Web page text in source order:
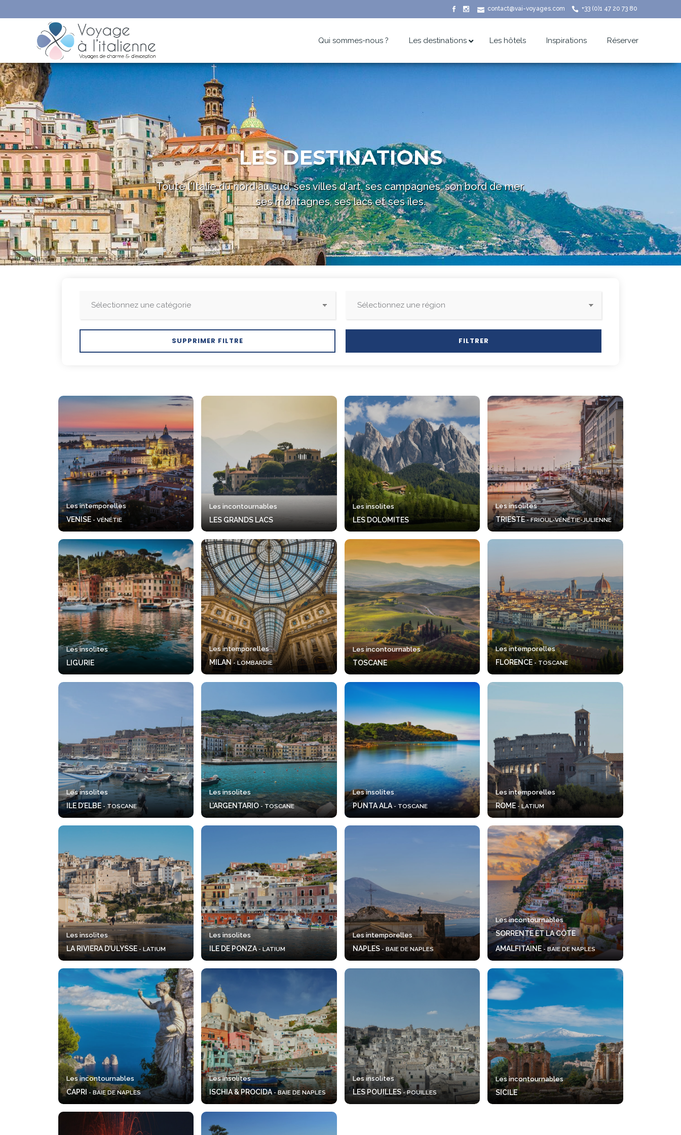
contact@vai-voyages.com +33 (0)1 47 20 73 80
Qui sommes-nous ? Les destinations Les hôtels Inspirations Réserver
LES DESTINATIONS
Toute l'Italie du nord au sud, ses villes d'art, ses campagnes, son bord de mer,
ses montagnes, ses lacs et ses îles.
Les intemporelles
VENISE - VÉNÉTIE
Les incontournables
LES GRANDS LACS
Les insolites
LES DOLOMITES
Les insolites
TRIESTE- FRIOUL-VÉNÉTIE-JULIENNE
Les insolites
LIGURIE
Les intemporelles
MILAN- LOMBARDIE
Les incontournables
TOSCANE
Les intemporelles
FLORENCE- TOSCANE
Les insolites
ILE D’ELBE- TOSCANE
Les insolites
L’ARGENTARIO - TOSCANE
Les insolites
PUNTA ALA - TOSCANE
Les intemporelles
ROME - LATIUM
Les insolites
LA RIVIERA D’ULYSSE - LATIUM
Les insolites
ILE DE PONZA - LATIUM
Les intemporelles
NAPLES - BAIE DE NAPLES
Les incontournables
SORRENTE ET LA CÔTE
AMALFITAINE - BAIE DE NAPLES
Les incontournables
CAPRI - BAIE DE NAPLES
Les insolites
ISCHIA & PROCIDA - BAIE DE NAPLES
Les insolites
LES POUILLES- POUILLES
Les incontournables
SICILE